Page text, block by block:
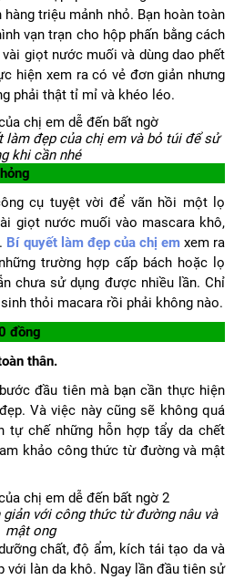
triệu mảnh nhỏ. Bạn hoàn toàn
vạn trạn cho hộp phấn bằng cách
giọt nước muối và dùng dao phết
hiện xem ra có vẻ đơn giản nhưng
phải thật tỉ mỉ và khéo léo.
làm đẹp của chị em và bỏ túi để sử
khi cần nhé
cụ tuyệt vời để vãn hồi một lọ
giọt nước muối vào mascara khô,
Bí quyết làm đẹp của chị emxem ra
trường hợp cấp bách hoặc lọ
chưa sử dụng được nhiều lần. Chỉ
thỏi macara rồi phải không nào.
đồng
thân.
đầu tiên mà bạn cần thực hiện
Và việc này cũng sẽ không quá
tự chế những hỗn hợp tẩy da chết
khảo công thức từ đường và mật
với công thức từ đường nâu và
mật ong
chất, độ ẩm, kích tái tạo da và
với làn da khô. Ngay lần đầu tiên sử